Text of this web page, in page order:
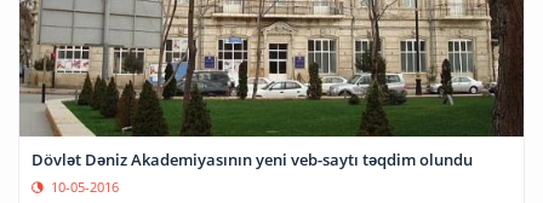
Dövlət Dəniz Akademiyasının yeni veb-saytı təqdim olundu
10-05-2016